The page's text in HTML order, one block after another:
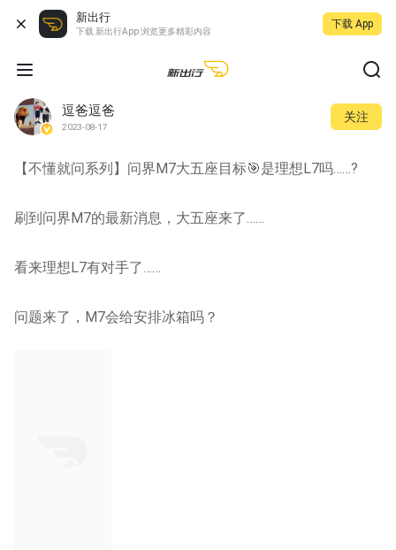
新出行
下载 新出行App 浏览更多精彩内容
下载 App
逗爸逗爸
2023-08-17
关注
【不懂就问系列】问界M7大五座目标🎯是理想L7吗……?
刷到问界M7的最新消息，大五座来了……
看来理想L7有对手了……
问题来了，M7会给安排冰箱吗？